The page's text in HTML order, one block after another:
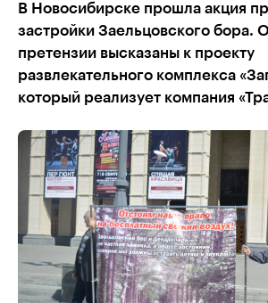
В Новосибирске прошла акция
застройки Заельцовского бора.
претензии высказаны к проекту
развлекательного комплекса
который реализует компания